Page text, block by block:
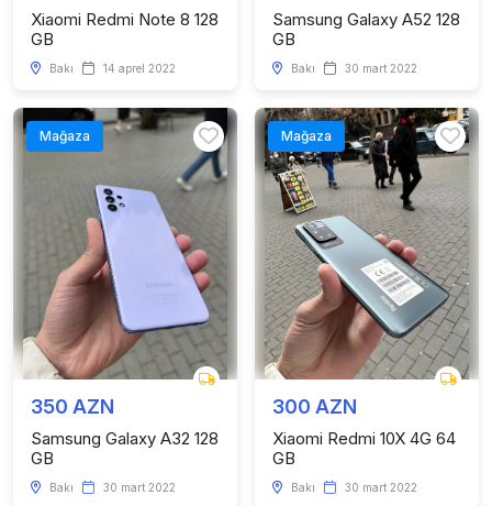
Xiaomi Redmi Note 8 128
GB
Bakı 14 aprel 2022
Samsung Galaxy A52 128
GB
Bakı 30 mart 2022
Mağaza
350 AZN
Samsung Galaxy A32 128
GB
Bakı 30 mart 2022
Mağaza
300 AZN
Xiaomi Redmi 10X 4G 64
GB
Bakı 30 mart 2022